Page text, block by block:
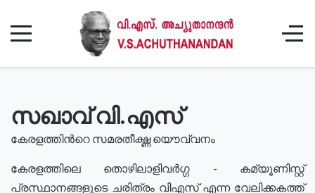
സഖാവ് വി.എസ്
കേരളത്തിൻറെ സമരതീക്ഷ്ണ യൌവ്വനം
കേരളത്തിലെ തൊഴിലാളിവർഗ്ഗ - കമ്യൂണിസ്റ്റ്
പ്രസ്ഥാനങ്ങളുടെ ചരിത്രം വിഎസ് എന്ന വേലിക്കകത്ത്